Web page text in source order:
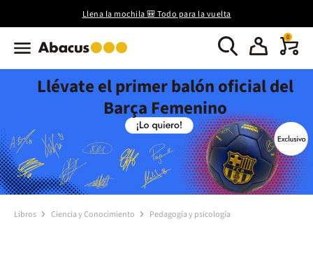
Llena la mochila 🎒 Todo para la vuelta
0
Llévate el primer balón oficial del
Barça Femenino
Libros Ciencia y Conocimiento Pedagogía y psicología